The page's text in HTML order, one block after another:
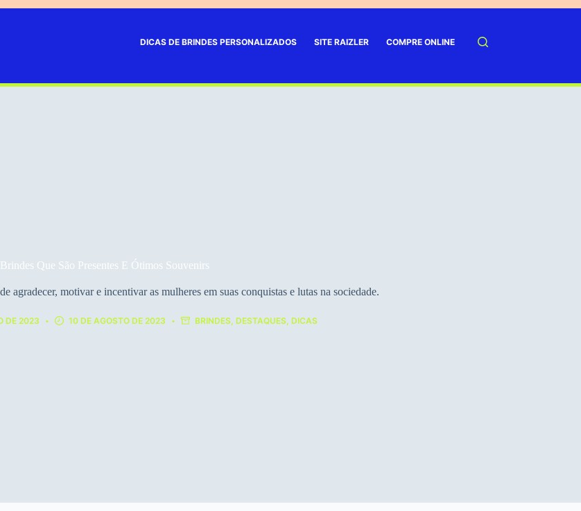
DICAS DE BRINDES PERSONALIZADOS SITE RAIZLER COMPRE ONLINE
Que São Presentes E Ótimos Souvenirs
agradecer, motivar e incentivar as mulheres em suas conquistas e lutas na sociedade.
DE 2023 10 DE AGOSTO DE 2023 BRINDES,DESTAQUES,DICAS